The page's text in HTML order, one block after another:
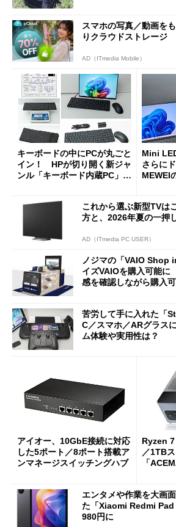
スマホの写真／動画を
りクラウドストレージ
AD（ITmedia Mobile）
キーボードの中にPCが丸ごと
イン！ HPが切り開く新ジャ
ンル「キーボード内蔵PC」の
Mini
さらに
MEWEI
これから選ぶ新型TVは
方と、2026年夏の一押
AD（ITmedia PC USER）
ノジマの「VAIO Shop
イズVAIOを購入可能
感を確認しながら購入
苦労して手に入れた「
C／スマホ／ARグラス
ム体験や実用性は？
アイオー、10GbE接続に対応
した5ポート／8ポート搭載ア
ンマネージスイッチングハブ
Ryzen 7
／1TB
「
エンタメや作業を大画
た「Xiaomi Redmi Pad
980円に